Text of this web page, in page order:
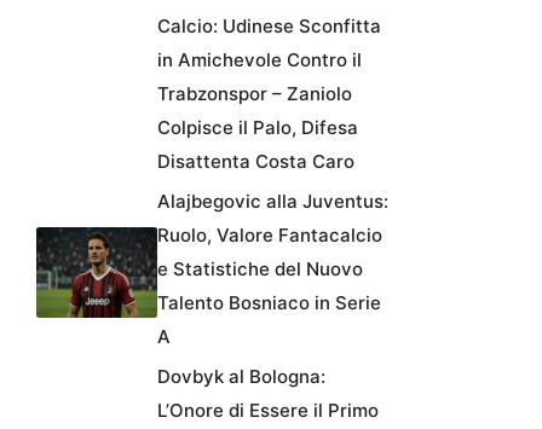
Calcio: Udinese Sconfitta
in Amichevole Contro il
Trabzonspor – Zaniolo
Colpisce il Palo, Difesa
Disattenta Costa Caro
Alajbegovic alla Juventus:
Ruolo, Valore Fantacalcio
e Statistiche del Nuovo
Talento Bosniaco in Serie
A
Dovbyk al Bologna:
L’Onore di Essere il Primo